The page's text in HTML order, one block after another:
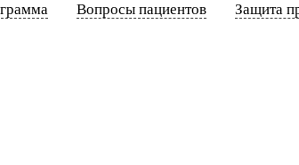
Вопросы пациентов Защита